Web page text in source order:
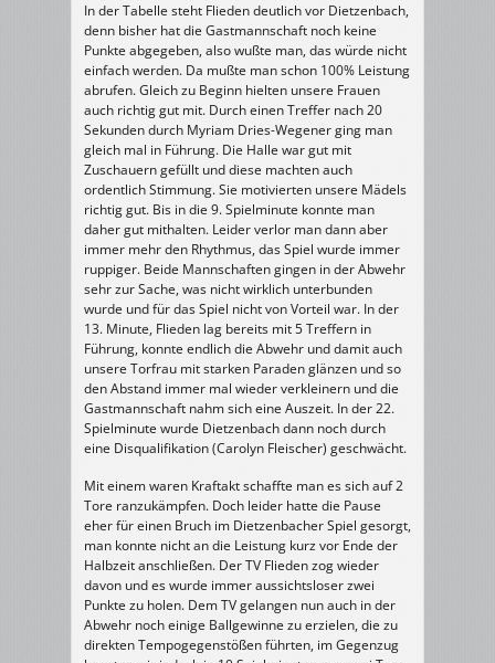
In der Tabelle steht Flieden deutlich vor Dietzenbach,
denn bisher hat die Gastmannschaft noch keine
Punkte abgegeben, also wußte man, das würde nicht
einfach werden. Da mußte man schon 100% Leistung
abrufen. Gleich zu Beginn hielten unsere Frauen
auch richtig gut mit. Durch einen Treffer nach 20
Sekunden durch Myriam Dries-Wegener ging man
gleich mal in Führung. Die Halle war gut mit
Zuschauern gefüllt und diese machten auch
ordentlich Stimmung. Sie motivierten unsere Mädels
richtig gut. Bis in die 9. Spielminute konnte man
daher gut mithalten. Leider verlor man dann aber
immer mehr den Rhythmus, das Spiel wurde immer
ruppiger. Beide Mannschaften gingen in der Abwehr
sehr zur Sache, was nicht wirklich unterbunden
wurde und für das Spiel nicht von Vorteil war. In der
13. Minute, Flieden lag bereits mit 5 Treffern in
Führung, konnte endlich die Abwehr und damit auch
unsere Torfrau mit starken Paraden glänzen und so
den Abstand immer mal wieder verkleinern und die
Gastmannschaft nahm sich eine Auszeit. In der 22.
Spielminute wurde Dietzenbach dann noch durch
eine Disqualifikation (Carolyn Fleischer) geschwächt.
Mit einem waren Kraftakt schaffte man es sich auf 2
Tore ranzukämpfen. Doch leider hatte die Pause
eher für einen Bruch im Dietzenbacher Spiel gesorgt,
man konnte nicht an die Leistung kurz vor Ende der
Halbzeit anschließen. Der TV Flieden zog wieder
davon und es wurde immer aussichtsloser zwei
Punkte zu holen. Dem TV gelangen nun auch in der
Abwehr noch einige Ballgewinne zu erzielen, die zu
direkten Tempogegenstößen führten, im Gegenzug